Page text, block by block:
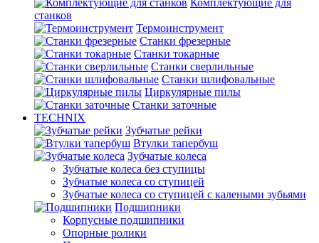
Комплектующие для
станков
Термоинструмент
Станки фрезерные
Станки токарные
Станки сверлильные
Станки шлифовальные
Циркулярные пилы
Станки заточные
TECHNIX
Зубчатые рейки
Втулки тапербуш
Зубчатые колеса
Зубчатые колеса без ступицы
Зубчатые колеса со ступицей
Зубчатые колеса со ступицей с калеными зубьями
Подшипники
Корпусные подшипники
Опорные ролики